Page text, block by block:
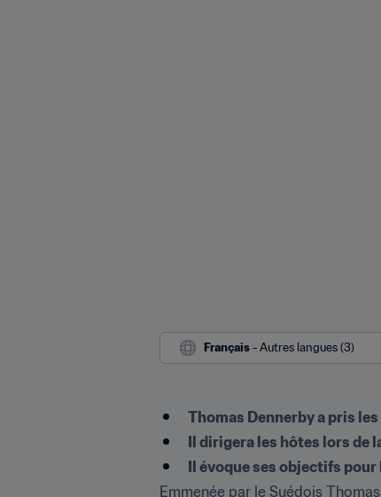
Français - Autres langues (3)
Thomas Dennerby a pris
Il dirigera les hôtes lors de
Il évoque ses objectifs
Emmenée par le Suédois